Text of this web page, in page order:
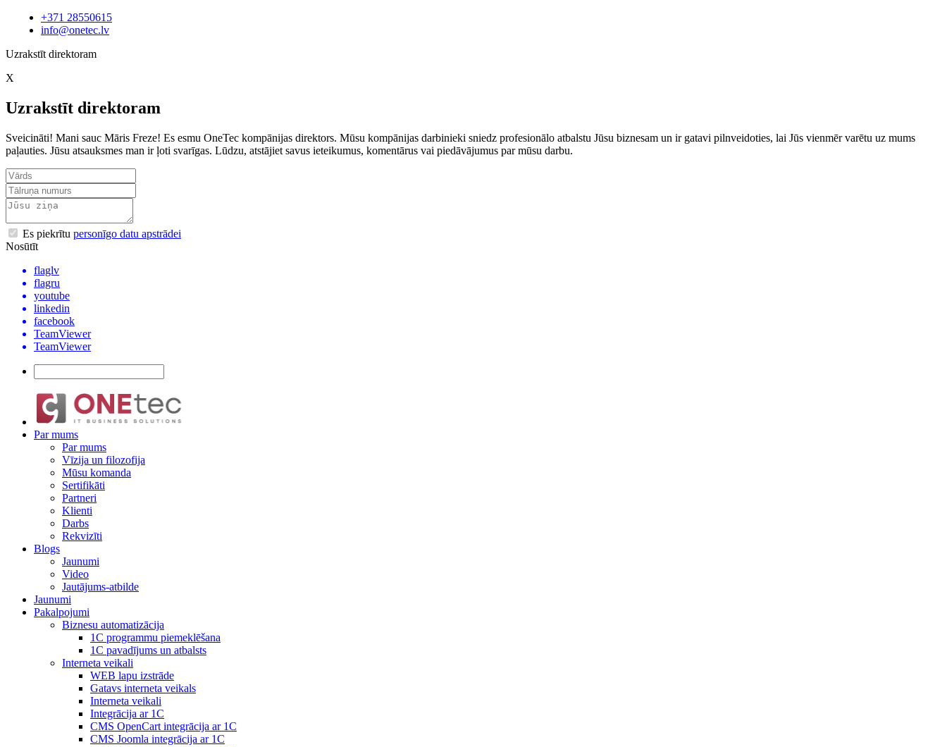
+371 28550615
info@onetec.lv
Uzrakstīt direktoram
X
Uzrakstīt direktoram
Sveicināti! Mani sauc Māris Freze! Es esmu OneTec kompānijas direktors. Mūsu kompānijas darbinieki sniedz profesionālo atbalstu Jūsu biznesam un ir gatavi pilnveidoties, lai Jūs vienmēr varētu uz mums
paļauties. Jūsu atsauksmes man ir ļoti svarīgas. Lūdzu, atstājiet savus ieteikumus, komentārus vai piedāvājumus par mūsu darbu.
Es piekrītu personīgo datu apstrādei
Nosūtīt
flaglv
flagru
youtube
linkedin
facebook
TeamViewer
TeamViewer
Par mums
Par mums
Vīzija un filozofija
Mūsu komanda
Sertifikāti
Partneri
Klienti
Darbs
Rekvizīti
Blogs
Jaunumi
Video
Jautājums-atbilde
Jaunumi
Pakalpojumi
Biznesu automatizācija
1С programmu piemeklēšana
1С pavadījums un atbalsts
Interneta veikali
WEB lapu izstrāde
Gatavs interneta veikals
Interneta veikali
Integrācija ar 1C
CMS OpenCart integrācija ar 1C
CMS Joomla integrācija ar 1C